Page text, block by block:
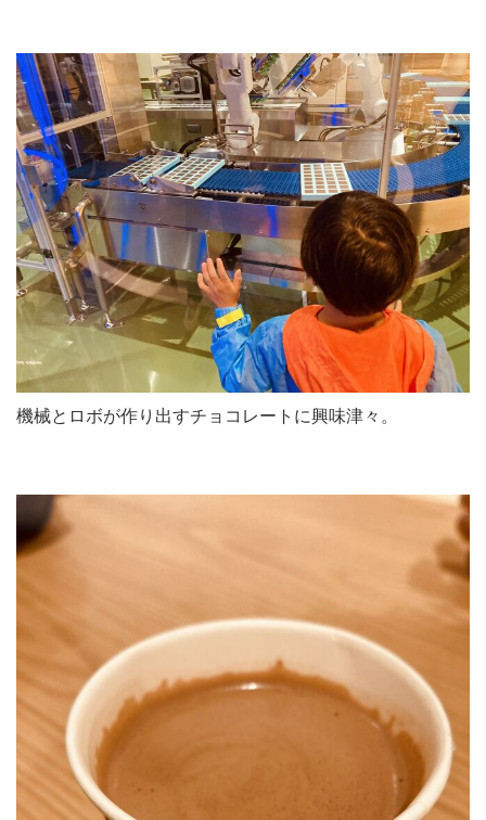
機械とロボが作り出すチョコレートに興味津々。